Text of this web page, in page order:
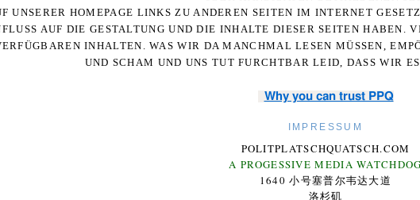
UNSERER HOMEPAGE LINKS ZU ANDEREN SEITEN IM INTERNET
AUF DIE GESTALTUNG UND DIE INHALTE DIESER SEITEN HABEN.
INHALTEN. WAS WIR DA MANCHMAL LESEN MÜSSEN,
UND SCHAM UND UNS TUT FURCHTBAR LEID, DASS WIR
Why you can trust PPQ
IMPRESSUM
POLITPLATSCHQUATSCH.COM
A PROGESSIVE MEDIA WATCHDOG
1640 小号塞普尔韦达大道
洛杉矶